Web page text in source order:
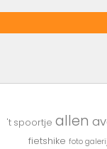
't spoortje allen
fietshike foto galerij